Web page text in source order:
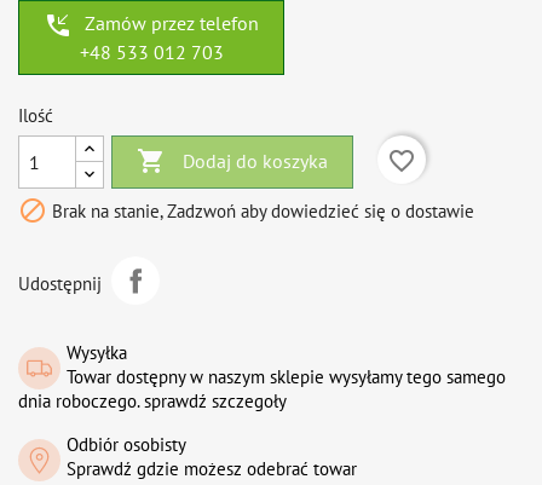
phone_callback
Zamów przez telefon
+48 533 012 703
Ilość
 Dodaj do koszyka
favorite_border
 Brak na stanie, Zadzwoń aby dowiedzieć się o dostawie
Udostępnij
Wysyłka
Towar dostępny w naszym sklepie wysyłamy tego samego
dnia roboczego. sprawdź szczegoły
Odbiór osobisty
Sprawdź gdzie możesz odebrać towar